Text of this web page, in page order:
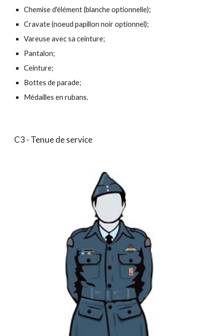
Chemise d'élément (blanche optionnelle);
Cravate (noeud papillon noir optionnel);
Vareuse avec sa ceinture;
Pantalon;
Ceinture;
Bottes de parade;
Médaillesen rubans.
C3 - Tenue de service